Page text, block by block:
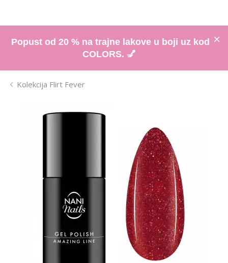
Popust od 20 % na trajne lakove u boji uz kod
COLORS. 💅
Kolekcija Flirt Fever